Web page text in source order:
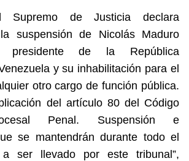
Supremo de Justicia declara
suspensión de Nicolás Maduro
presidente de la República
y su inhabilitación para el
otro cargo de función pública.
del artículo 80 del Código
Penal. Suspensión e
se mantendrán durante todo el
ser llevado por este tribunal”,